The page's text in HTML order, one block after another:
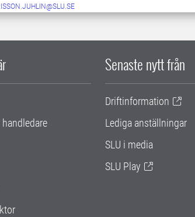
Senaste nytt från
Driftinformation
Lediga anställningar
SLU i media
SLU Play